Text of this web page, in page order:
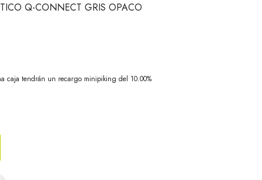
Q-CONNECT GRIS OPACO
caja tendrán un recargo minipiking del 10.00%